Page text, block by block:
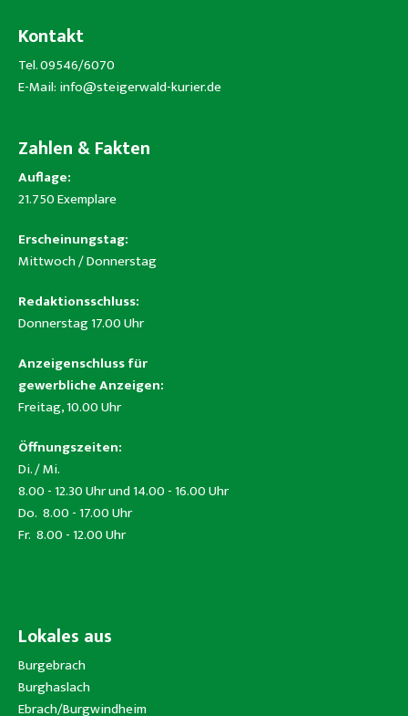
Kontakt
Tel. 09546/6070
E-Mail: info@steigerwald-kurier.de
Zahlen & Fakten
Auflage:
21.750 Exemplare
Erscheinungstag:
Mittwoch / Donnerstag
Redaktionsschluss:
Donnerstag 17.00 Uhr
Anzeigenschluss für
gewerbliche Anzeigen:
Freitag, 10.00 Uhr
Öffnungszeiten:
Di. / Mi.
8.00 - 12.30 Uhr und 14.00 - 16.00 Uhr
Do. 8.00 - 17.00 Uhr
Fr. 8.00 - 12.00 Uhr
Lokales aus
Burgebrach
Burghaslach
Ebrach/Burgwindheim